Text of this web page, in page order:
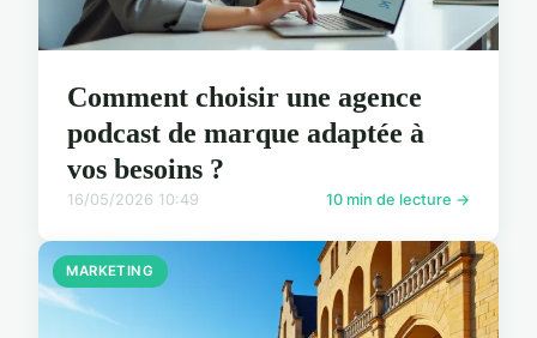
Comment choisir une agence
podcast de marque adaptée à
vos besoins ?
16/05/2026 10:49 10 min de lecture →
MARKETING